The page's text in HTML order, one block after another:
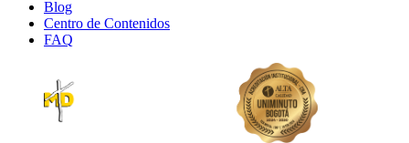
Blog
Centro de Contenidos
FAQ